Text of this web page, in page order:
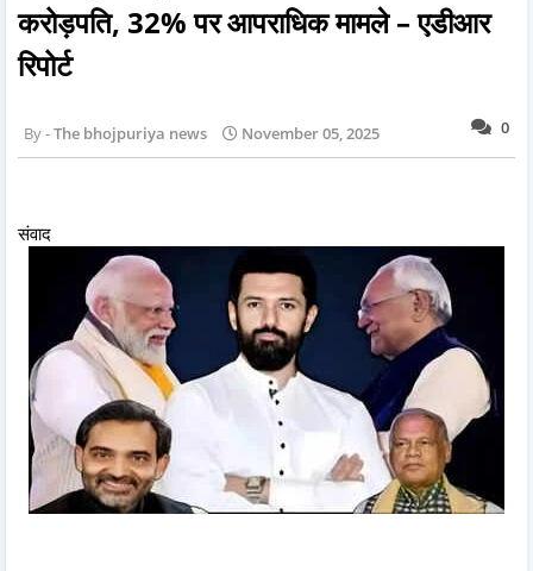
करोड़पति, 32% पर आपराधिक मामले – एडीआर
रिपोर्ट
0
The bhojpuriya news November 05, 2025
संवाद